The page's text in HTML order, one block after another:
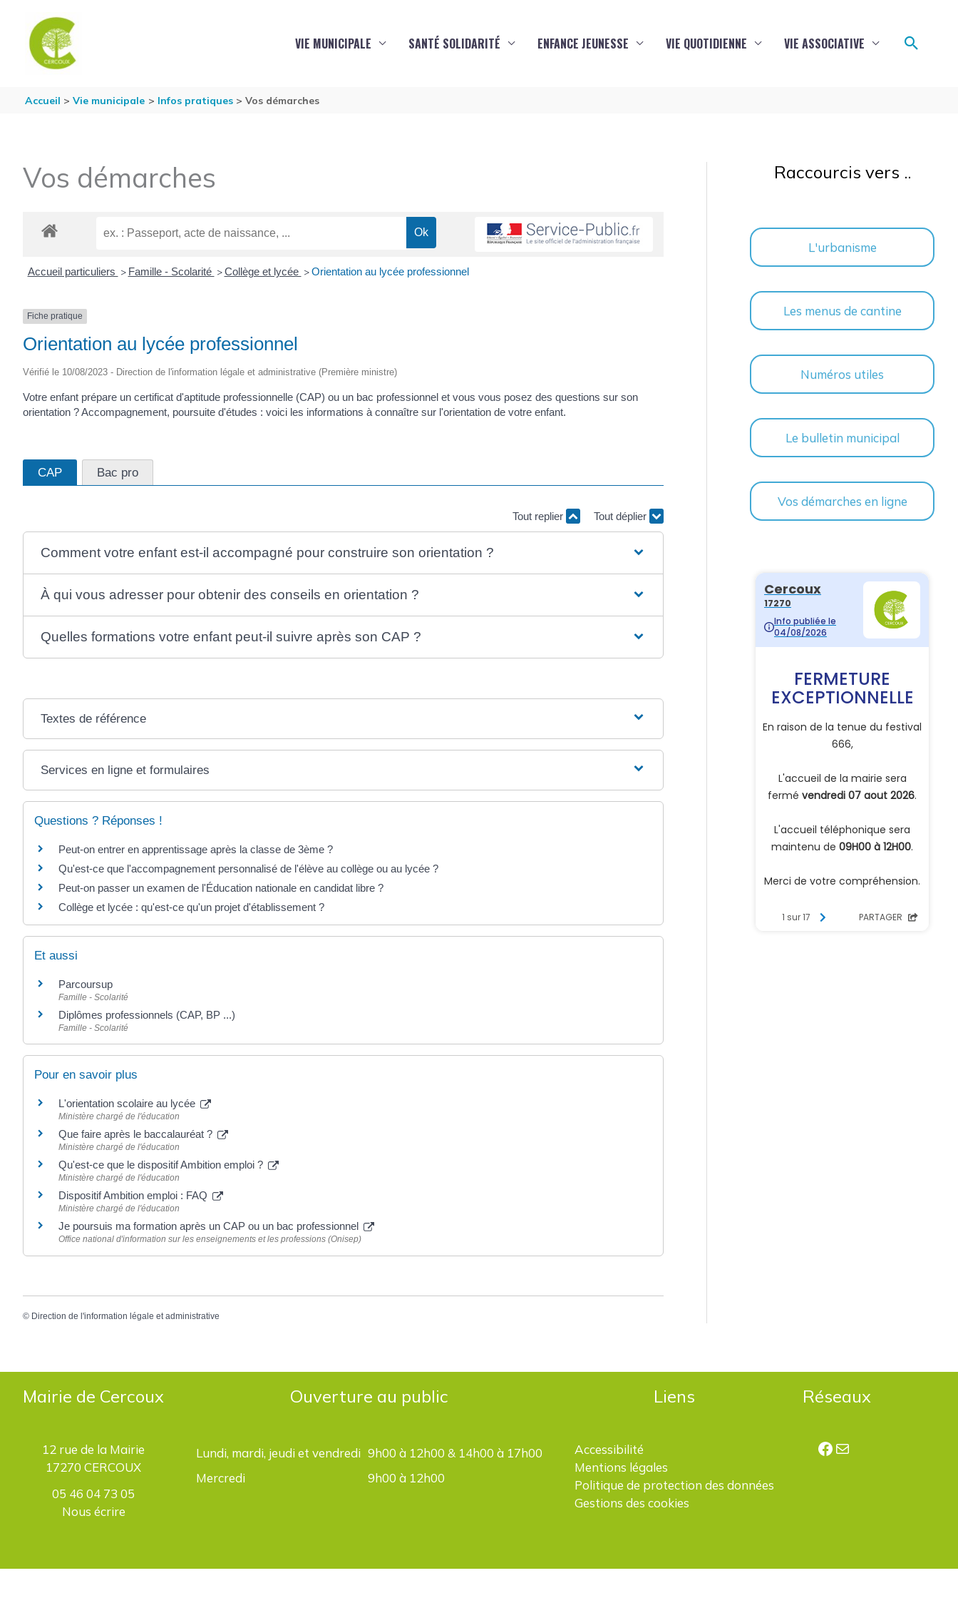
VIE MUNICIPALE SANTÉ SOLIDARITÉ ENFANCE JEUNESSE VIE QUOTIDIENNE VIE ASSOCIATIVE
Accueil Vie municipale Infos pratiques Vos démarches
Vos démarches
Accueil particuliers > Famille - Scolarité > Collège et lycée > Orientation au lycée professionnel
Fiche pratique
Orientation au lycée professionnel
Vérifié le 10/08/2023 - Direction de l'information légale et administrative (Première ministre)
Votre enfant prépare un certificat d'aptitude professionnelle (CAP) ou un bac professionnel et vous vous posez des questions sur son
orientation ? Accompagnement, poursuite d'études : voici les informations à connaître sur l'orientation de votre enfant.
CAP Bac pro
Tout replier Tout déplier
Comment votre enfant est-il accompagné pour construire son orientation ?
À qui vous adresser pour obtenir des conseils en orientation ?
Quelles formations votre enfant peut-il suivre après son CAP ?
Textes de référence
Services en ligne et formulaires
Questions ? Réponses !
Peut-on entrer en apprentissage après la classe de 3ème ?
Qu'est-ce que l'accompagnement personnalisé de l'élève au collège ou au lycée ?
Peut-on passer un examen de l'Éducation nationale en candidat libre ?
Collège et lycée : qu'est-ce qu'un projet d'établissement ?
Et aussi
Parcoursup
Famille - Scolarité
Diplômes professionnels (CAP, BP ...)
Famille - Scolarité
Pour en savoir plus
L'orientation scolaire au lycée
Ministère chargé de l'éducation
Que faire après le baccalauréat ?
Ministère chargé de l'éducation
Qu'est-ce que le dispositif Ambition emploi ?
Ministère chargé de l'éducation
Dispositif Ambition emploi : FAQ
Ministère chargé de l'éducation
Je poursuis ma formation après un CAP ou un bac professionnel
Office national d'information sur les enseignements et les professions (Onisep)
© Direction de l'information légale et administrative
Raccourcis vers ..
L'urbanisme
Les menus de cantine
Numéros utiles
Le bulletin municipal
Vos démarches en ligne
Mairie de Cercoux
12 rue de la Mairie
17270 CERCOUX
05 46 04 73 05
Nous écrire
Ouverture au public
Lundi, mardi, jeudi et vendredi 9h00 à 12h00 & 14h00 à 17h00
Mercredi
9h00 à 12h00
Liens
Accessibilité
Mentions légales
Politique de protection des données
Gestions des cookies
Réseaux
Facebook
E-mail